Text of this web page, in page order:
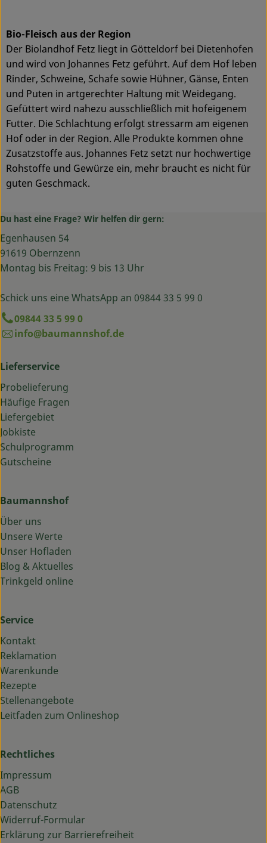
Bio-Fleisch aus der Region
Der Biolandhof Fetz liegt in Götteldorf bei Dietenhofen
und wird von Johannes Fetz geführt. Auf dem Hof leben
Rinder, Schweine, Schafe sowie Hühner, Gänse, Enten
und Puten in artgerechter Haltung mit Weidegang.
Gefüttert wird nahezu ausschließlich mit hofeigenem
Futter. Die Schlachtung erfolgt stressarm am eigenen
Hof oder in der Region. Alle Produkte kommen ohne
Zusatzstoffe aus. Johannes Fetz setzt nur hochwertige
Rohstoffe und Gewürze ein, mehr braucht es nicht für
guten Geschmack.
Du hast eine Frage? Wir helfen dir gern:
Egenhausen 54
91619 Obernzenn
Montag bis Freitag: 9 bis 13 Uhr
Schick uns eine WhatsApp an 09844 33 5 99 0
09844 33 5 99 0
info@baumannshof.de
Lieferservice
Probelieferung
Häufige Fragen
Liefergebiet
Jobkiste
Schulprogramm
Gutscheine
Baumannshof
Über uns
Unsere Werte
Unser Hofladen
Blog & Aktuelles
Trinkgeld online
Service
Kontakt
Reklamation
Warenkunde
Rezepte
Stellenangebote
Leitfaden zum Onlineshop
Rechtliches
Impressum
AGB
Datenschutz
Widerruf-Formular
Erklärung zur Barrierefreiheit